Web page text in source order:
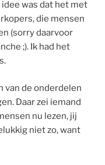
was dat het met
die mensen
(sorry daarvoor
;). Ik had het
van de onderdelen
Daar zei iemand
nu lezen, jij
niet zo, want